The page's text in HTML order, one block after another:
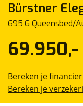
Bürstner
695 G Queensbed/
69.950,-
Bereken je
Bereken je